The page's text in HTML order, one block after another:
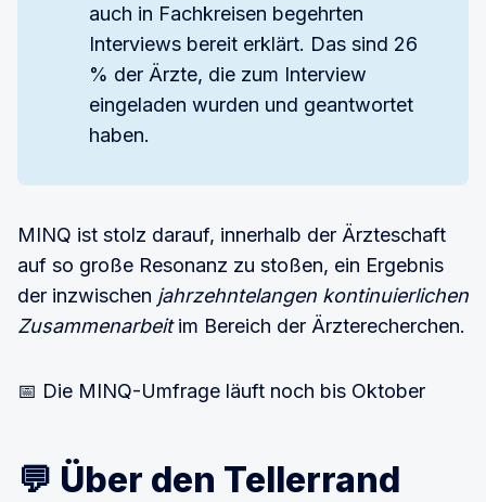
auch in Fachkreisen begehrten
Interviews bereit erklärt. Das sind 26
% der Ärzte, die zum Interview
eingeladen wurden und geantwortet
haben.
MINQ ist stolz darauf, innerhalb der Ärzteschaft
auf so große Resonanz zu stoßen, ein Ergebnis
der inzwischen jahrzehntelangen kontinuierlichen
Zusammenarbeitim Bereich der Ärzterecherchen.
📅 Die MINQ-Umfrage läuft noch bis Oktober
💬 Über den Tellerrand